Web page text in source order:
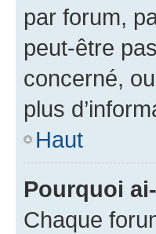
par forum,
peut-être
concerné,
plus
Haut
Pourquoi
Chaque